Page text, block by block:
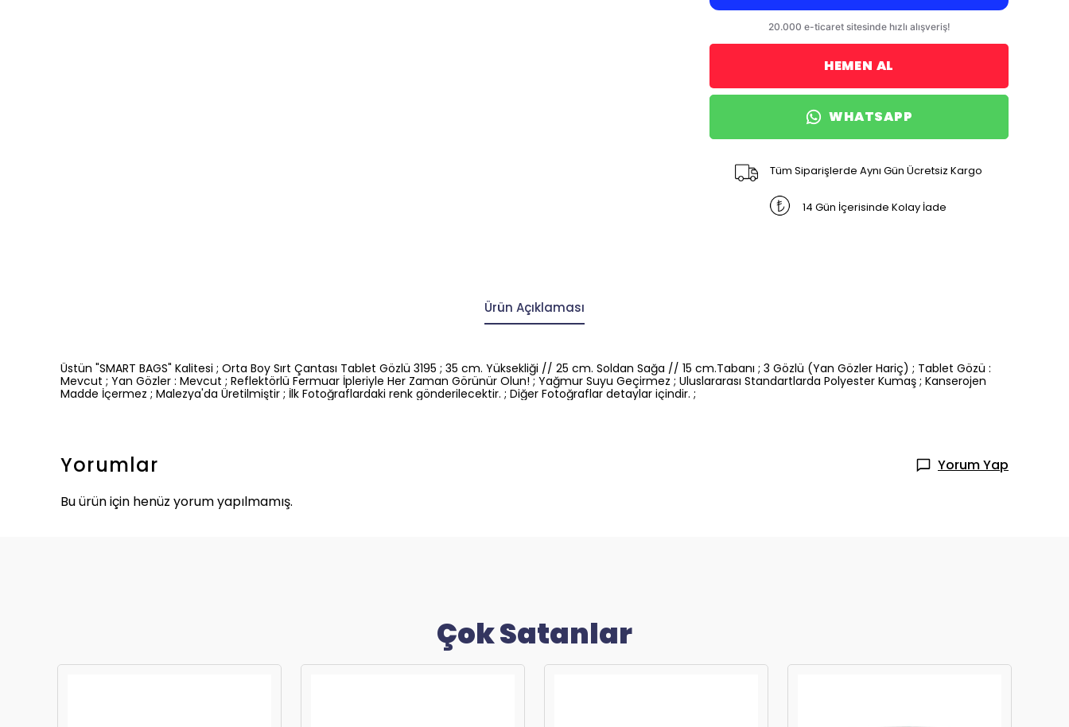
HEMEN AL
WHATSAPP
Tüm Siparişlerde Aynı Gün Ücretsiz Kargo
14 Gün İçerisinde Kolay İade
Ürün Açıklaması
Üstün "SMART BAGS" Kalitesi ; Orta Boy Sırt Çantası Tablet Gözlü 3195 ; 35 cm. Yüksekliği // 25 cm. Soldan Sağa // 15 cm.Tabanı ; 3 Gözlü (Yan Gözler Hariç) ; Tablet Gözü :
Mevcut ; Yan Gözler : Mevcut ; Reflektörlü Fermuar İpleriyle Her Zaman Görünür Olun! ; Yağmur Suyu Geçirmez ; Uluslararası Standartlarda Polyester Kumaş ; Kanserojen
Madde İçermez ; Malezya'da Üretilmiştir ; İlk Fotoğraflardaki renk gönderilecektir. ; Diğer Fotoğraflar detaylar içindir. ;
Yorumlar
Yorum Yap
Bu ürün için henüz yorum yapılmamış.
Çok Satanlar